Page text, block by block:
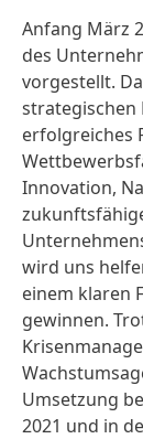
Anfang März
des
vorgestellt.
strategischen
erfolgreiches
Innovation,
wird uns
einem klaren
gewinnen.
Umsetzung
2021 und in